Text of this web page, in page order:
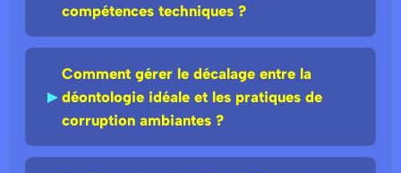
compétences techniques ?
►
Comment gérer le décalage entre la
déontologie idéale et les pratiques de
corruption ambiantes ?